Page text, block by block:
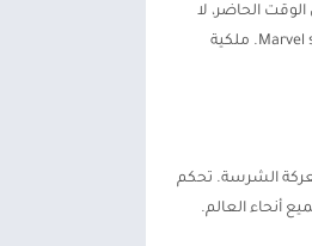
الحاضر، لا
يزال لدينا العديد من ألعاب الأبطال الخارقين الجذابة للغاية. مثال نموذجي هو معركة مارفيل المستقبلية. لعبة قتالية لأداء الأدوار تمتلك حقوق نشر عالم Marvel superhero universe. ملكية
الشرسة. تحكم
أنحاء العالم.